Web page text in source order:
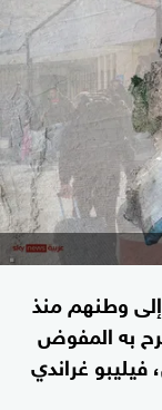
سوري إلى وطنهم منذ
به المفوض
فيليبو غراندي